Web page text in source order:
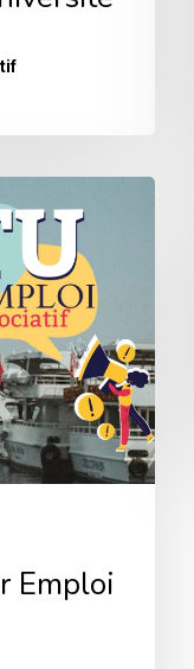
Emploi